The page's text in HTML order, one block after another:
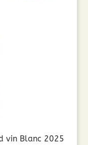
vin Blanc 2025